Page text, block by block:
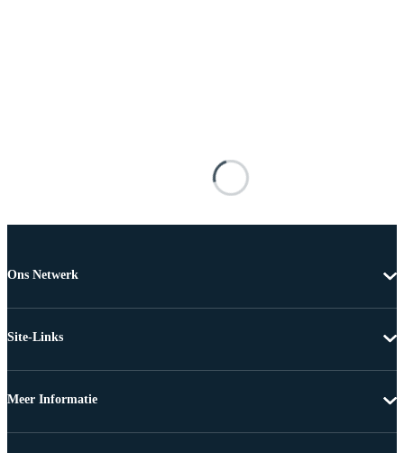
Ons Netwerk
Site-Links
Meer Informatie